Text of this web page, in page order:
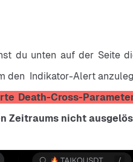
du unten auf der Seite
den  Indikator-Alert
Death-Cross-
Zeitraums nicht